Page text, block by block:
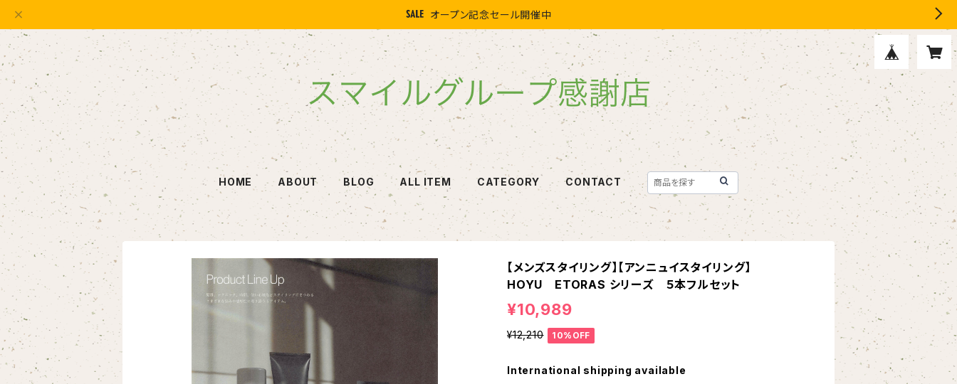
オープン記念セール開催中
HOME ABOUT BLOG ALL ITEM CATEGORY CONTACT
【メンズスタイリング】【アンニュイスタイリング】
HOYU ETORAS シリーズ ５本フルセット
¥10,989
¥12,210 10%OFF
International shipping available